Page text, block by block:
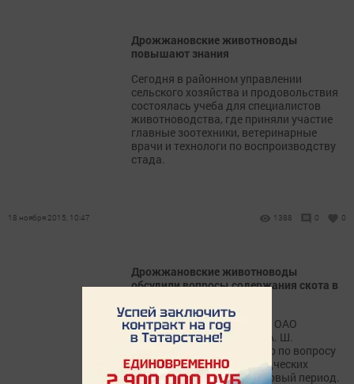
Дрожжановские животноводы
повышают знания
Сегодня в районном управлении
сельского хозяйства и продовольствия
состоялась учеба для специалистов
животноводства, где приняли участие
главные зоотехники, ветеринарные
врачи и технологи по воспроизводству
стада.
18 ноября 2015, 10:47 1388 0 0
Дрожжановские животноводы
обсудили вопросы содержания скота в
Сегодня на базе хозяйства ОАО
«Шаймурзинское СХП им. А. Ш.
Абдреева» прошел семинар по вопросу
производства животноводческих
продуктов в зимний стойловый период.